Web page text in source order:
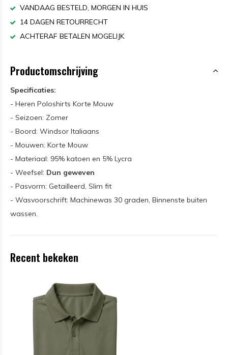
VANDAAG BESTELD, MORGEN IN HUIS
14 DAGEN RETOURRECHT
ACHTERAF BETALEN MOGELIJK
Productomschrijving
Specificaties:
- Heren Poloshirts Korte Mouw
- Seizoen: Zomer
- Boord: Windsor Italiaans
- Mouwen: Korte Mouw
- Materiaal: 95% katoen en 5% Lycra
- Weefsel: Dun geweven
- Pasvorm: Getailleerd, Slim fit
- Wasvoorschrift: Machinewas 30 graden, Binnenste buiten
wassen.
Recent bekeken